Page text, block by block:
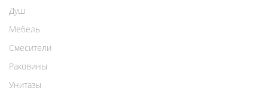
Душ
Мебель
Смесители
Раковины
Унитазы